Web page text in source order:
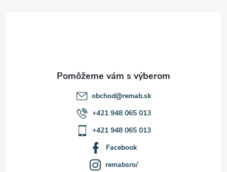
obchod@remab.sk
+421 948 065 013
+421 948 065 013
Facebook
remabsro/